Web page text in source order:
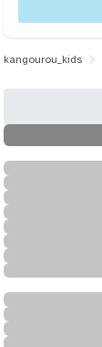
kangourou_kids